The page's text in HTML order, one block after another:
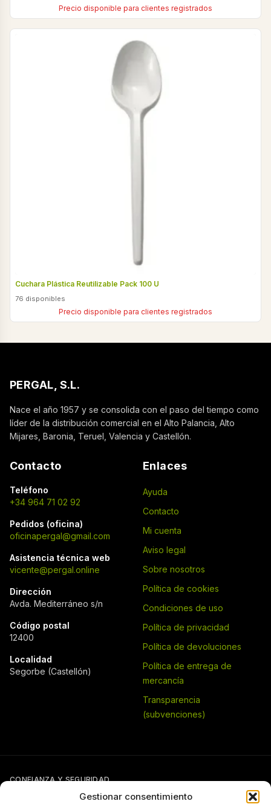
Gestionar consentimiento
Precio disponible para clientes registrados
Cuchara Plástica Reutilizable Pack 100 U
76 disponibles
Precio disponible para clientes registrados
PERGAL, S.L.
Nace el año 1957 y se consolida con el paso del tiempo como
líder de la distribución comercial en el Alto Palancia, Alto
Mijares, Baronia, Teruel, Valencia y Castellón.
Contacto
Teléfono
+34 964 71 02 92
Pedidos (oficina)
oficinapergal@gmail.com
Asistencia técnica web
vicente@pergal.online
Dirección
Avda. Mediterráneo s/n
Código postal
12400
Localidad
Segorbe (Castellón)
Enlaces
Ayuda
Contacto
Mi cuenta
Aviso legal
Sobre nosotros
Política de cookies
Condiciones de uso
Política de privacidad
Política de devoluciones
Política de entrega de
mercancía
Transparencia
(subvenciones)
CONFIANZA Y SEGURIDAD